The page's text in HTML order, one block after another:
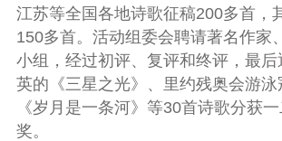
江苏等全国各地诗歌征稿200多首，
150多首。活动组委会聘请著名作家
小组，经过初评、复评和终评，最
英的《三星之光》、里约残奥会游泳
《岁月是一条河》等30首诗歌分获
奖。